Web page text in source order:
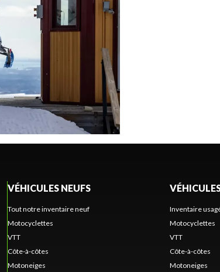
VÉHICULES NEUFS
Tout notre inventaire neuf
Motocyclettes
VTT
Côte-à-côtes
Motoneiges
Inventaire
Motocyclettes
VTT
Côte-à-côtes
Motoneiges